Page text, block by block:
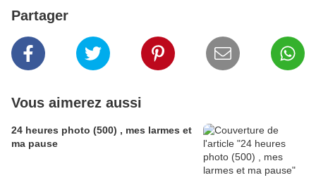
Partager
Vous aimerez aussi
24 heures photo (500) , mes larmes et
ma pause